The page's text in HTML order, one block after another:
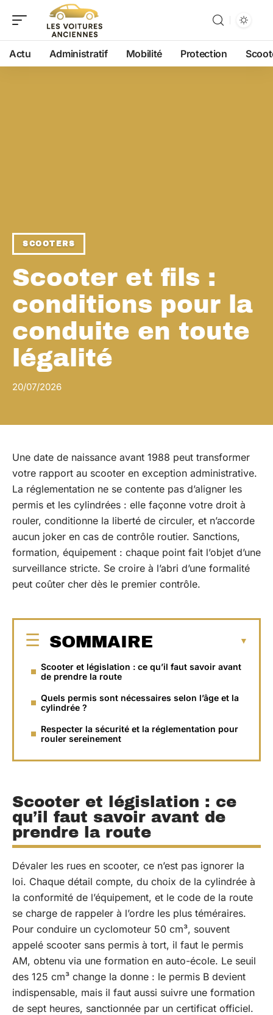
Actu Administratif Mobilité Protection
SCOOTERS
Scooter et fils :
conditions pour la
conduite en toute
légalité
20/07/2026
Une date de naissance avant 1988 peut transformer
votre rapport au scooter en exception administrative.
La réglementation ne se contente pas d’aligner les
permis et les cylindrées : elle façonne votre droit à
rouler, conditionne la liberté de circuler, et n’accorde
aucun joker en cas de contrôle routier. Sanctions,
formation, équipement : chaque point fait l’objet d’une
surveillance stricte. Se croire à l’abri d’une formalité
peut coûter cher dès le premier contrôle.
SOMMAIRE
Scooter et législation : ce qu’il faut savoir avant
de prendre la route
Quels permis sont nécessaires selon l’âge et la
cylindrée ?
Respecter la sécurité et la réglementation pour
rouler sereinement
Scooter et législation : ce
qu’il faut savoir avant de
prendre la route
Dévaler les rues en scooter, ce n’est pas ignorer la
loi. Chaque détail compte, du choix de la cylindrée à
la conformité de l’équipement, et le code de la route
se charge de rappeler à l’ordre les plus téméraires.
Pour conduire un cyclomoteur 50 cm³, souvent
appelé scooter sans permis à tort, il faut le permis
AM, obtenu via une formation en auto-école. Le seuil
des 125 cm³ change la donne : le permis B devient
indispensable, mais il faut aussi suivre une formation
de sept heures, sanctionnée par un certificat officiel.